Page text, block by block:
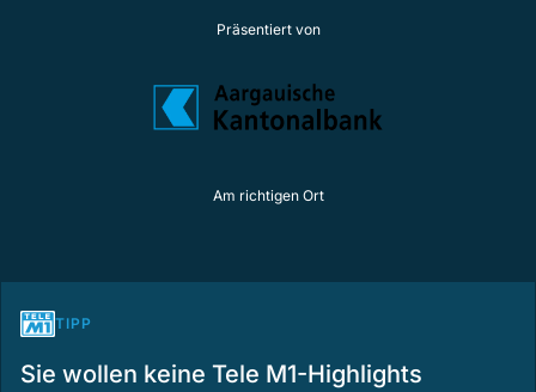
Präsentiert von
Am richtigen Ort
TIPP
Sie wollen keine Tele M1-Highlights